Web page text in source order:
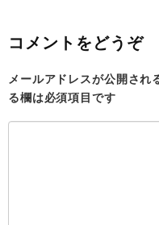
コメントをどうぞ
メールアドレスが公開され
る欄は必須項目です